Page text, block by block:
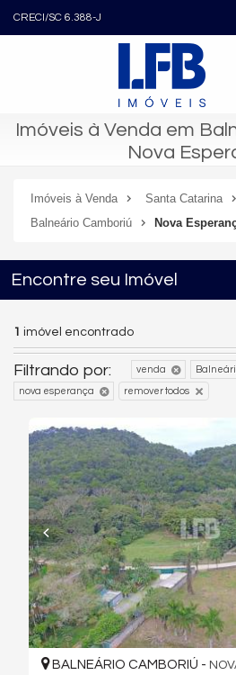
CRECI/SC 6.388-J
Imóveis à Venda em
Nova
Imóveis à Venda
Santa Catarina
Balneário Camboriú
Nova
Encontre seu Imóvel
1 imóvel encontrado
Filtrando por: venda
nova esperança remover todos
BALNEÁRIO CAMBORIÚ -